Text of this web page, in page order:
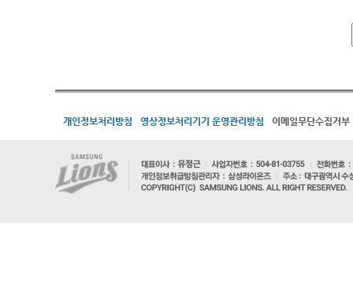
개인정보처리방침 영상정보처리기기 운영관리방침 이메일무단수집거부